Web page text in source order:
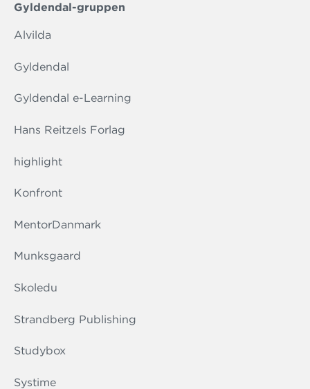
Gyldendal-gruppen
Alvilda
Gyldendal
Gyldendal e-Learning
Hans Reitzels Forlag
highlight
Konfront
MentorDanmark
Munksgaard
Skoledu
Strandberg Publishing
Studybox
Systime